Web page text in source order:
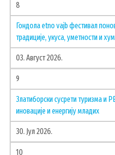
ДОКУМЕНТА
КОНТАКТИ
ЗАПОСЛЕНИ У
ПОСТАВИТЕ ПИТАЊЕ
SEARCH
ПРЕТРАЖИ
8
Гондола etno vajb фестивал
традиције, укуса, уметности и
03. Август 2026.
9
Златиборски сусрети туризма и
иновације и енергију младих
30. Јул 2026.
10